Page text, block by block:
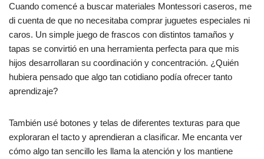
Cuando comencé a buscar materiales Montessori caseros, me
di cuenta de que no necesitaba comprar juguetes especiales ni
caros. Un simple juego de frascos con distintos tamaños y
tapas se convirtió en una herramienta perfecta para que mis
hijos desarrollaran su coordinación y concentración. ¿Quién
hubiera pensado que algo tan cotidiano podía ofrecer tanto
aprendizaje?
También usé botones y telas de diferentes texturas para que
exploraran el tacto y aprendieran a clasificar. Me encanta ver
cómo algo tan sencillo les llama la atención y los mantiene